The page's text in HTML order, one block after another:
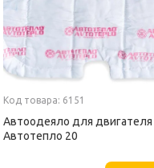
Код товара: 6151
Автоодеяло для двигателя
Автотепло 20